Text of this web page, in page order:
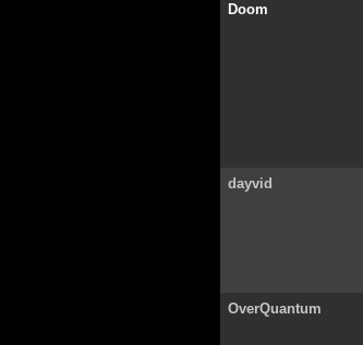
Doom
dayvid
OverQuantum